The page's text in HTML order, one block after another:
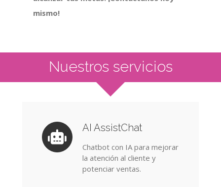
mismo!
Nuestros servicios
AI AssistChat
Chatbot con IA para mejorar
la atención al cliente y
potenciar ventas.